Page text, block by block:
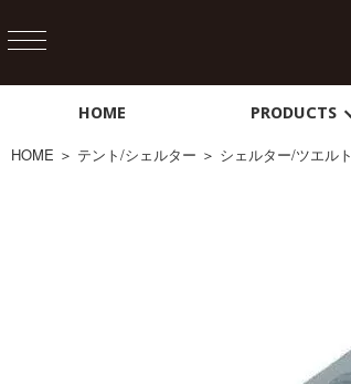
HOME PRODUCTS
HOME ＞ テント/シェルター ＞ シェルター/ツエルト